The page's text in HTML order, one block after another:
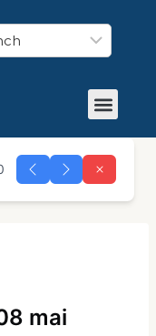
mai